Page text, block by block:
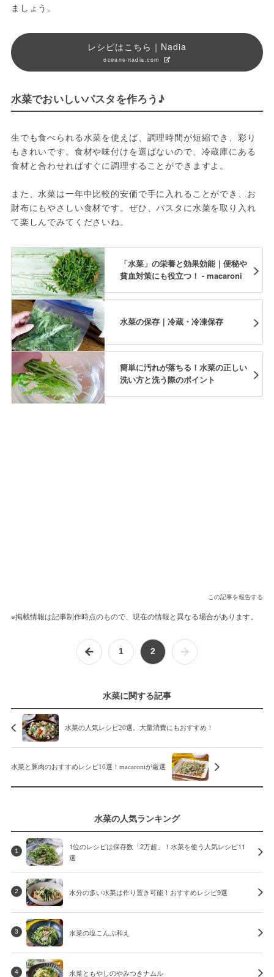
ましょう。
レシピはこちら｜Nadia
oceans-nadia.com
水菜でおいしいパスタを作ろう♪
生でも食べられる水菜を使えば、調理時間が短縮でき、彩り
もきれいです。食材や味付けを選ばないので、冷蔵庫にある
食材と合わせればすぐに調理することができますよ。
また、水菜は一年中比較的安価で手に入れることができ、お
財布にもやさしい食材です。ぜひ、パスタに水菜を取り入れ
て楽しんでみてくださいね。
「水菜」の栄養と効果効能｜便秘や
貧血対策にも役立つ！ - macaroni
水菜の保存｜冷蔵・冷凍保存
簡単に汚れが落ちる！水菜の正しい
洗い方と洗う際のポイント
この記事を報告する
※掲載情報は記事制作時点のもので、現在の情報と異なる場合があります。
1 2
水菜に関する記事
水菜の人気レシピ20選。大量消費にもおすすめ！
水菜と豚肉のおすすめレシピ10選！macaroniが厳選
水菜の人気ランキング
1
1位のレシピは保存数「2万超」！水菜を使う人気レシピ11
選
2 水分の多い水菜は作り置き可能！おすすめレシピ9選
3 水菜の塩こんぶ和え
4 水菜ともやしのやみつきナムル